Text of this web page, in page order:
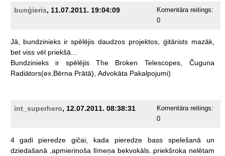
bunģieris, 11.07.2011. 19:04:09
Komentāra reitings:
0
Jā, bundzinieks ir spēlējis daudzos projektos, ģitārists mazāk,
bet viss vēl priekšā...
Bundzinieks
ir spēlējis The Broken Telescopes,
Čuguna
Radiātors(ex.Bērna Prātā), Advokāta Pakalpojumi)
int_superhero, 12.07.2011. 08:38:31
Komentāra reitings:
0
4 gadi pieredze gičai, kada pieredze bass spelešanā
un
dziedašanā
,apmierinoša līmeņa bekvokāls..priekšroka nelētam